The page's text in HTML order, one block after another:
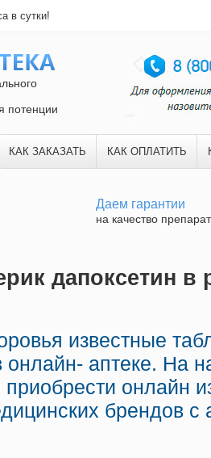
в сутки!
потенции
КАК ЗАКАЗАТЬ КАК ОПЛАТИТЬ
Даем гарантии
на качество
дапоксетин в
известные
онлайн- аптеке. На
онлайн
брендов с